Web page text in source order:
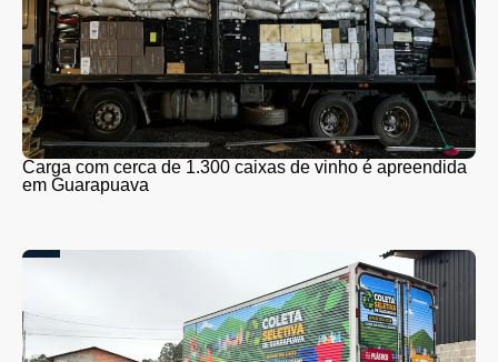
Carga com cerca de 1.300 caixas de vinho é apreendida
em Guarapuava